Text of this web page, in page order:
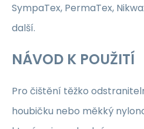
SympaTex, PermaTex,
další.
NÁVOD K POUŽITÍ
Pro čištění těžko
houbičku nebo měkký